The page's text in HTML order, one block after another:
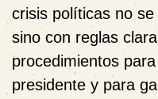
crisis políticas no
sino con reglas
procedimientos
presidente y para